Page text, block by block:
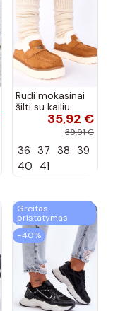
Rudi mokasinai
šilti su kailiu
35,92 €
39,91 €
36 37 38 39
40 41
Greitas
pristatymas
−40%